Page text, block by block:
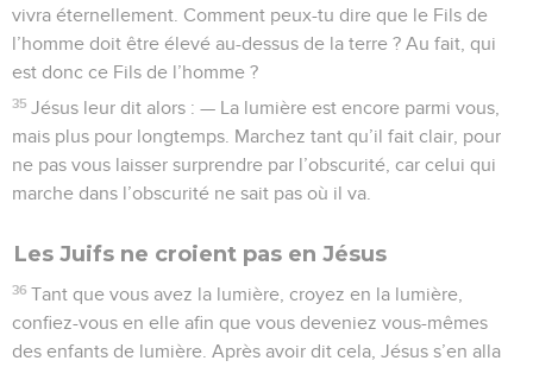
vivra éternellement. Comment peux-tu dire que le Fils de
l’homme doit être élevé au-dessus de la terre ? Au fait, qui
est donc ce Fils de l’homme ?
35 Jésus leur dit alors : — La lumière est encore parmi vous,
mais plus pour longtemps. Marchez tant qu’il fait clair, pour
ne pas vous laisser surprendre par l’obscurité, car celui qui
marche dans l’obscurité ne sait pas où il va.
Les Juifs ne croient pas en Jésus
36 Tant que vous avez la lumière, croyez en la lumière,
confiez-vous en elle afin que vous deveniez vous-mêmes
des enfants de lumière. Après avoir dit cela, Jésus s’en alla